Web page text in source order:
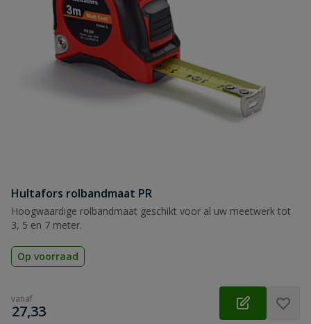
Hultafors rolbandmaat PR
Hoogwaardige rolbandmaat geschikt voor al uw meetwerk tot
3, 5 en 7 meter.
Op voorraad
vanaf
€
27,33